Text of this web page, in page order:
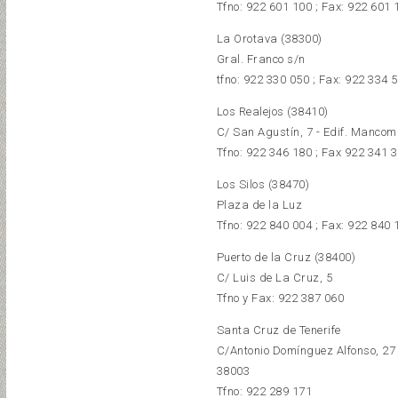
Tfno: 922 601 100 ; Fax: 922 601
La Orotava (38300)
Gral. Franco s/n
tfno: 922 330 050 ; Fax: 922 334
Los Realejos (38410)
C/ San Agustín, 7 - Edif.
Tfno: 922 346 180 ; Fax 922 341
Los Silos (38470)
Plaza de la Luz
Tfno: 922 840 004 ; Fax: 922 840
Puerto de la Cruz (38400)
C/ Luis de La Cruz, 5
Tfno y Fax: 922 387 060
Santa Cruz de Tenerife
C/Antonio Domínguez Alfonso, 27
38003
Tfno: 922 289 171